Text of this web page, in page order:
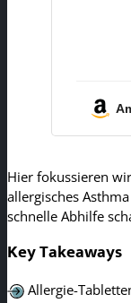
Hier fokussieren
allergisches
schnelle Abhilfe
Key Takeaways
Allergie-